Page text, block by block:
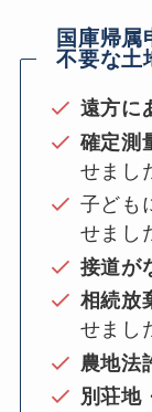
国庫帰
不要な土
遠方に
確定測
せまし
子ども
せまし
接道が
相続放
せまし
農地法
別荘地